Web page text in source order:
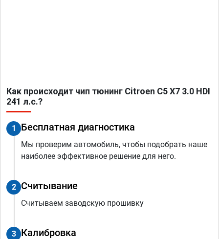
Как происходит чип тюнинг Citroen C5 X7 3.0 HDI
241 л.с.?
1 Бесплатная диагностика
Мы проверим автомобиль, чтобы подобрать наше
наиболее эффективное решение для него.
2 Считывание
Считываем заводскую прошивку
3 Калибровка